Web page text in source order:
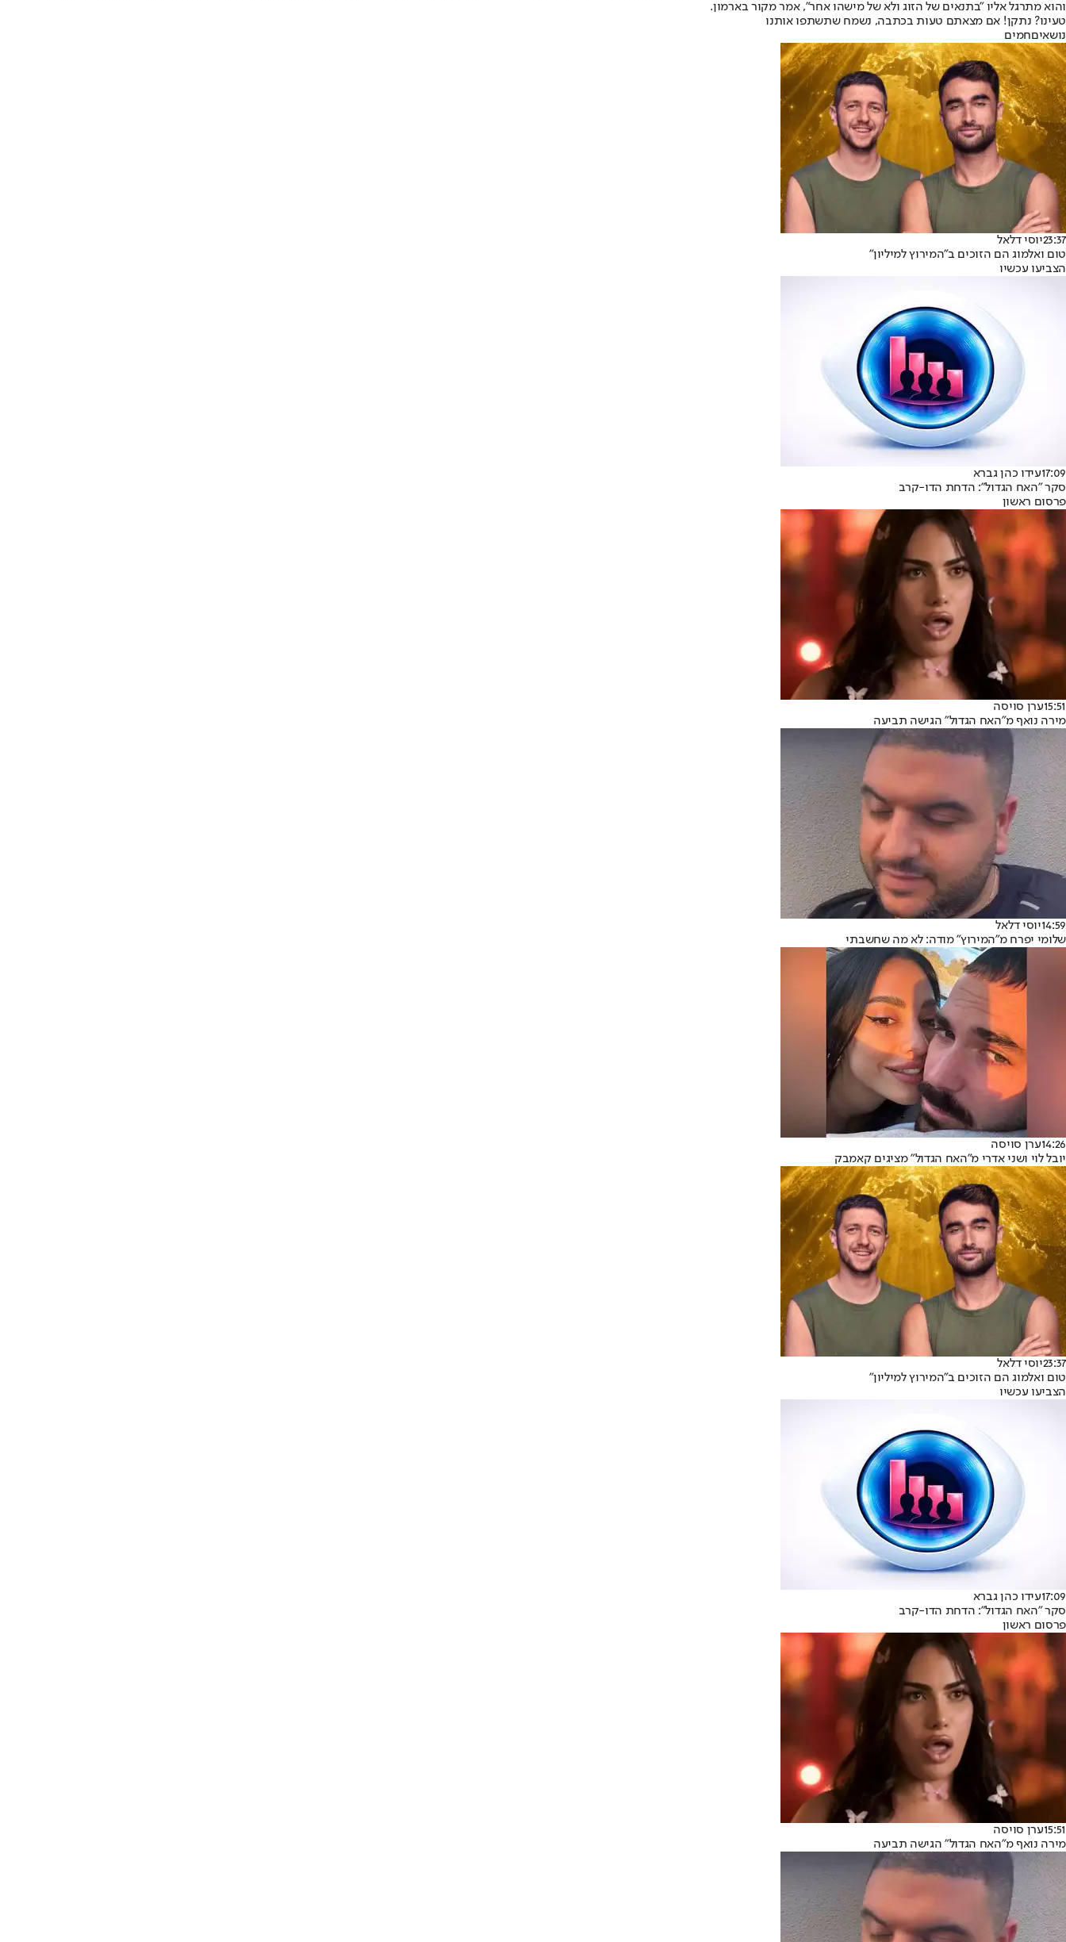
והוא מתרגל אליו "בתנאים של הזוג ולא של מישהו אחר", אמר מקור בארמון.
טעינו? נתקן! אם מצאתם טעות בכתבה, נשמח שתשתפו אותנו
נושאיםחמים
23:37יוסי דלאל
טום ואלמוג הם הזוכים ב"המירוץ למיליון"
הצביעו עכשיו
17:09עידו כהן גברא
סקר "האח הגדול": הדחת הדו-קרב
פרסום ראשון
15:51ערן סויסה
מירה נואף מ"האח הגדול" הגישה תביעה
14:59יוסי דלאל
שלומי יפרח מ"המירוץ" מודה: לא מה שחשבתי
14:26ערן סויסה
יובל לוי ושני אדרי מ"האח הגדול" מציגים קאמבק
23:37יוסי דלאל
טום ואלמוג הם הזוכים ב"המירוץ למיליון"
הצביעו עכשיו
17:09עידו כהן גברא
סקר "האח הגדול": הדחת הדו-קרב
פרסום ראשון
15:51ערן סויסה
מירה נואף מ"האח הגדול" הגישה תביעה